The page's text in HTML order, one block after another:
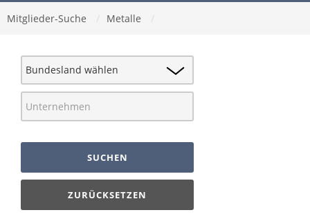
Mitglieder-Suche Metalle
SUCHEN
ZURÜCKSETZEN